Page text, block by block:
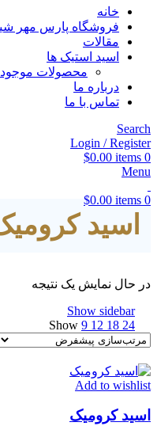
خانه
فروشگاه پارس مهر
مقالات
اسید استیک ها
محصولات موجود
درباره ما
تماس با ما
Search
Login / Register
0
items
$0.00
Menu
0
items
$0.00
اسید
در حال نمایش یک نتیجه
Show sidebar
Show 9 12 18 24
Add to wishlist
اسید کرومیک